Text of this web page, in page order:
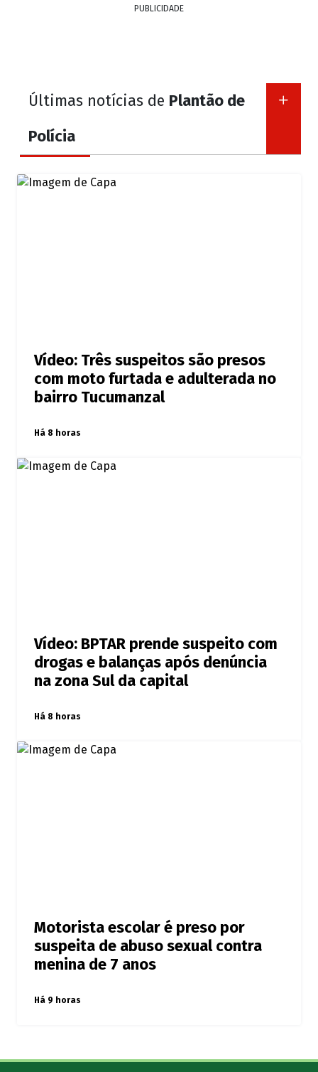
PUBLICIDADE
Últimas notícias de Plantão de
Polícia
Vídeo: Três suspeitos são presos
com moto furtada e adulterada no
bairro Tucumanzal
Há 8 horas
Vídeo: BPTAR prende suspeito com
drogas e balanças após denúncia
na zona Sul da capital
Há 8 horas
Motorista escolar é preso por
suspeita de abuso sexual contra
menina de 7 anos
Há 9 horas